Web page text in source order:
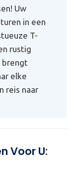
Uw
in een
T-
rustig
brengt
elke
reis naar
Voor U: